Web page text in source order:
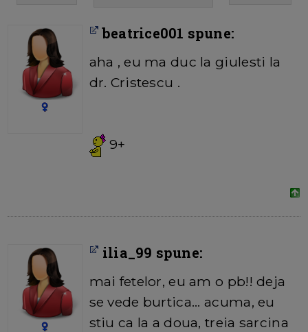
beatrice001 spune:
aha , eu ma duc la giulesti la
dr. Cristescu .
9+
ilia_99 spune:
mai fetelor, eu am o pb!! deja
se vede burtica... acuma, eu
stiu ca la a doua, treia sarcina